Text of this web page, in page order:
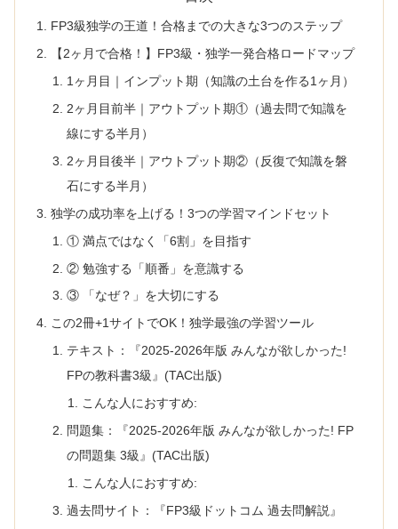
FP3級独学の王道！合格までの大きな3つのステップ
【2ヶ月で合格！】FP3級・独学一発合格ロードマップ
1ヶ月目｜インプット期（知識の土台を作る1ヶ月）
2ヶ月目前半｜アウトプット期①（過去問で知識を
線にする半月）
2ヶ月目後半｜アウトプット期②（反復で知識を磐
石にする半月）
独学の成功率を上げる！3つの学習マインドセット
① 満点ではなく「6割」を目指す
② 勉強する「順番」を意識する
③ 「なぜ？」を大切にする
この2冊+1サイトでOK！独学最強の学習ツール
テキスト：『2025-2026年版 みんなが欲しかった!
FPの教科書3級』(TAC出版)
こんな人におすすめ:
問題集：『2025-2026年版 みんなが欲しかった! FP
の問題集 3級』(TAC出版)
こんな人におすすめ:
過去問サイト：『FP3級ドットコム 過去問解説』